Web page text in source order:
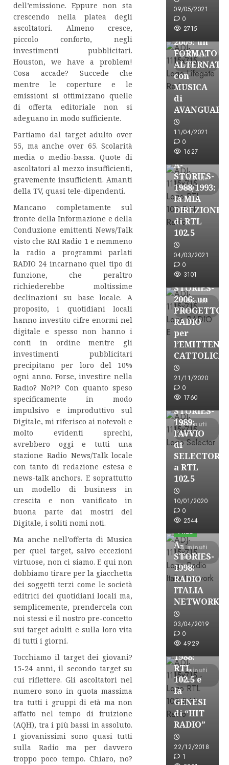
dell’emissione. Eppure non sta
crescendo nella platea degli
ascoltatori. Almeno cresce,
piccolo conforto, negli
investimenti pubblicitari.
Houston, we have a problem!
Cosa accade? Succede che
mentre le coperture e le
emissioni si ottimizzano quelle
di offerta editoriale non si
adeguano in modo sufficiente.
Partiamo dal target adulto over
55, ma anche over 65. Scolarità
media o medio-bassa. Quote di
ascoltatori al mezzo insufficienti,
gravemente insufficienti. Amanti
della TV, quasi tele-dipendenti.
Mancano completamente sul
fronte della Informazione e della
Conduzione emittenti News/Talk
visto che RAI Radio 1 e nemmeno
la radio a programmi parlati
RADIO 24 incarnano quel tipo di
funzione, che peraltro
richiederebbe moltissime
declinazioni su base locale. A
proposito, i quotidiani locali
hanno investito cifre enormi nel
digitale e spesso non hanno i
conti in ordine mentre gli
investimenti pubblicitari
precipitano per loro del 10%
ogni anno. Forse, investire nella
Radio? No?!? Con quanto speso
specificamente in modo
impulsivo e improduttivo sul
Digitale, mi riferisco ai notevoli e
molto evidenti sprechi,
avrebbero oggi e tutti una
stazione Radio News/Talk locale
con tanto di redazione estesa e
news-talk anchors. E soprattutto
un modello di business in
crescita e non vanificato in
buona parte dai mostri del
Digitale, i soliti nomi noti.
Ma anche nell’offerta di Musica
per quel target, salvo eccezioni
virtuose, non ci siamo. E qui non
dobbiamo tirare per la giacchetta
dei soggetti terzi come le società
editrici dei quotidiani locali ma,
semplicemente, prendercela con
noi stessi e il nostro pre-concetto
sui target adulti e sulla loro vita
di tutti i giorni.
Tocchiamo il target dei giovani?
15-24 anni, il secondo target su
cui riflettere. Gli ascoltatori nel
numero sono in quota massima
tra tutti i gruppi di età ma non
affatto nel tempo di fruizione
(AQH), tra i più bassi in assoluto.
I giovanissimi sono quasi tutti
sulla Radio ma per davvero
troppo poco tempo. Chiaro, no?
09/05/2021
0
2715
5 minuti
letti
FREE
A-
STORIES-
2009: un
FORMATO
con
MUSICA
di
11/04/2021
0
1627
8 minuti
letti
A-Stories
Formazione
FREE
A-
STORIES-
1988/1993:
la MIA
DIREZIONE
di RTL
102.5
04/03/2021
0
3101
7 minuti
letti
A-Stories
Formazione
FREE
A-
STORIES-
2006: un
PROGETTO
RADIO
per
CATTOLICA
21/11/2020
0
1760
6 minuti
letti
A-Stories
Formazione
FREE
A-
STORIES-
1989:
l’AVVIO
di
SELECTOR
a RTL
102.5
10/01/2020
0
2544
4 minuti
letti
A-Stories
Formazione
FREE
A-
STORIES-
1998:
RADIO
ITALIA
NETWORK
03/04/2019
0
4929
4 minuti
letti
A-Stories
FREE
A-
STORIES-
1988:
RTL
102.5 e
la
GENESI
di “HIT
RADIO”
22/12/2018
1
A-Stories
Formazione